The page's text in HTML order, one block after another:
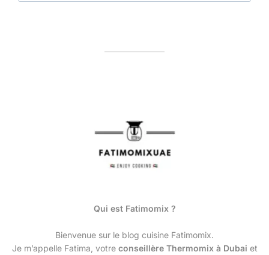
Qui est Fatimomix ?
Bienvenue sur le blog cuisine Fatimomix.
Je m’appelle Fatima, votre conseillère Thermomix à Dubai et